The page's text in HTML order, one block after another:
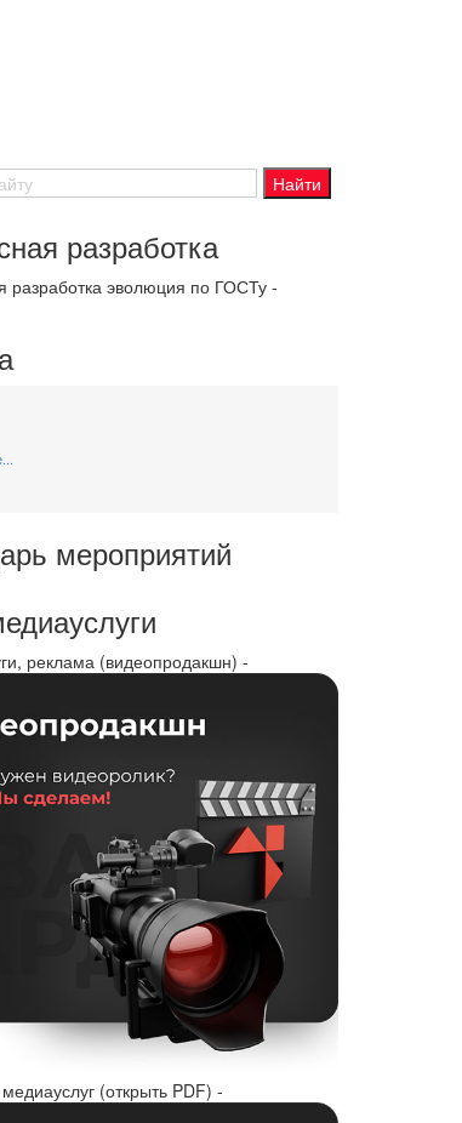
разработка
разработка эволюция по ГОСТу -
мероприятий
реклама (видеопродакшн) -
(открыть PDF) -